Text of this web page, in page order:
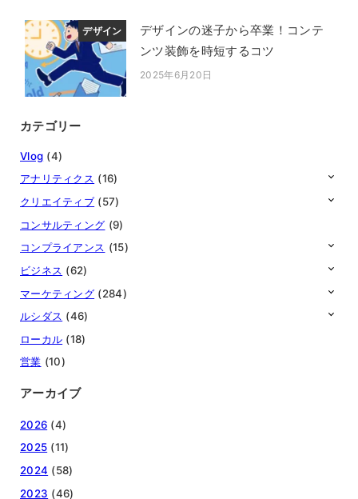
デザイン
デザインの迷子から卒業！コンテ
ンツ装飾を時短するコツ
投稿日
2025年6月20日
カテゴリー
Vlog (4)
アナリティクス (16)
クリエイティブ (57)
コンサルティング (9)
コンプライアンス (15)
ビジネス (62)
マーケティング (284)
ルシダス (46)
ローカル (18)
営業 (10)
アーカイブ
2026 (4)
2025 (11)
2024 (58)
2023 (46)